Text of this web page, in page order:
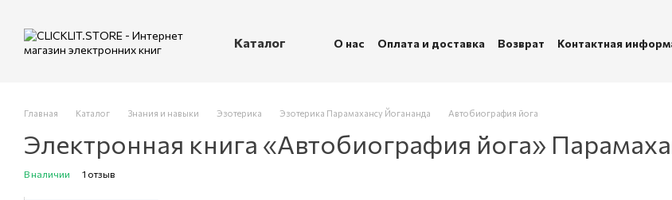
Каталог О нас Оплата и доставка Возврат
Контактная
Главная Каталог Знания и навыки Эзотерика Эзотерика Парамахансу Йогананда Автобиография йога
Электронная книга «Автобиография йога»
В наличии 1 отзыв